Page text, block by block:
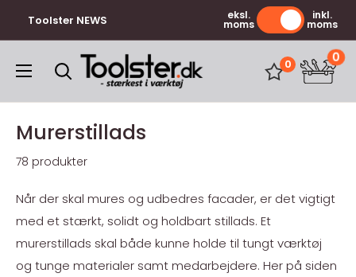
Toolster NEWS eksl.
moms
inkl.
moms
Toolster.dk 0 0
Murerstillads
78 produkter
Når der skal mures og udbedres facader, er det vigtigt
med et stærkt, solidt og holdbart stillads. Et
murerstillads skal både kunne holde til tungt værktøj
og tunge materialer samt medarbejdere. Her på siden